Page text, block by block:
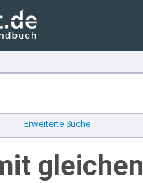
Erweiterte Suche
gleichen